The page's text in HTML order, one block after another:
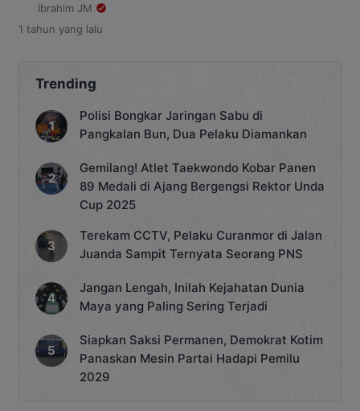
pembukaan seleksi calon Pengibar
Bendera Pusaka (Paskibraka) Kotim
26 Februari 2025. Bupati Kotim yang
diwakili oleh Staf Ahli Bupati Bidang
Kemasyarakatan dan SDM, Rusmiati,
secara simbolis membuka seleksi ini
dan menekankan bahwa menjadi
Ibrahim JM
1 tahun yang lalu
Trending
Polisi Bongkar Jaringan Sabu di
Pangkalan Bun, Dua Pelaku Diamankan
Gemilang! Atlet Taekwondo Kobar Panen
89 Medali di Ajang Bergengsi Rektor Unda
Cup 2025
Terekam CCTV, Pelaku Curanmor di Jalan
Juanda Sampit Ternyata Seorang PNS
Jangan Lengah, Inilah Kejahatan Dunia
Maya yang Paling Sering Terjadi
Siapkan Saksi Permanen, Demokrat Kotim
Panaskan Mesin Partai Hadapi Pemilu
2029